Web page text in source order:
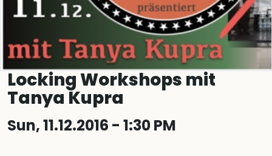
Locking Workshops mit
Tanya Kupra
Sun, 11.12.2016 - 1:30 PM